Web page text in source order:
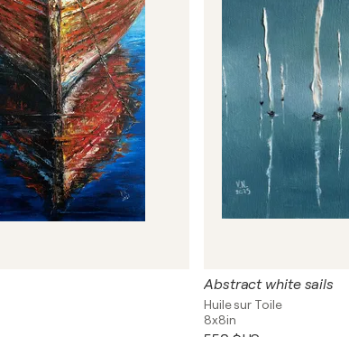
Abstract white sails
Huile sur Toile
8x8in